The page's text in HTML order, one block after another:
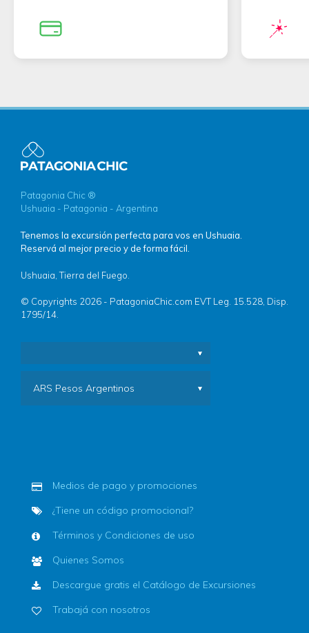
Patagonia Chic ®
Ushuaia - Patagonia - Argentina
Tenemos la excursión perfecta para vos en Ushuaia.
Reservá al mejor precio y de forma fácil.
Ushuaia, Tierra del Fuego.
© Copyrights 2026 - PatagoniaChic.com EVT Leg. 15.528, Disp.
1795/14.
ARS Pesos Argentinos
Medios de pago y promociones
¿Tiene un código promocional?
Términos y Condiciones de uso
Quienes Somos
Descargue gratis el Catálogo de Excursiones
Trabajá con nosotros